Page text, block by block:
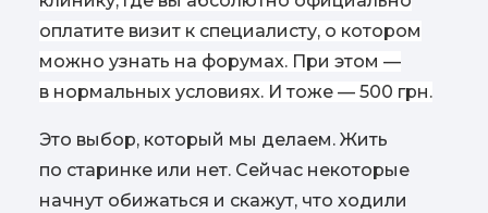
оплатите визит к специалисту, о котором
можно узнать на форумах. При этом —
в нормальных условиях. И тоже — 500 грн.
Это выбор, который мы делаем. Жить
по старинке или нет. Сейчас некоторые
начнут обижаться и скажут, что ходили